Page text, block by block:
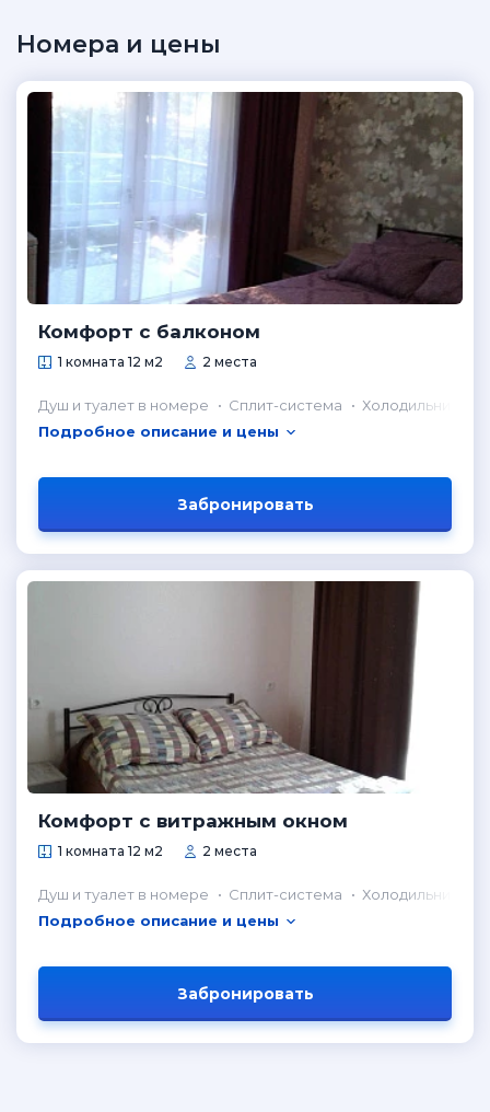
Номера и цены
Комфорт с балконом
1 комната 12 м2 2 места
Душ и туалет в номере Сплит-система
Холодильник в
Подробное описание и цены
Забронировать
Комфорт с витражным окном
1 комната 12 м2 2 места
Душ и туалет в номере Сплит-система
Холодильник в
Подробное описание и цены
Забронировать